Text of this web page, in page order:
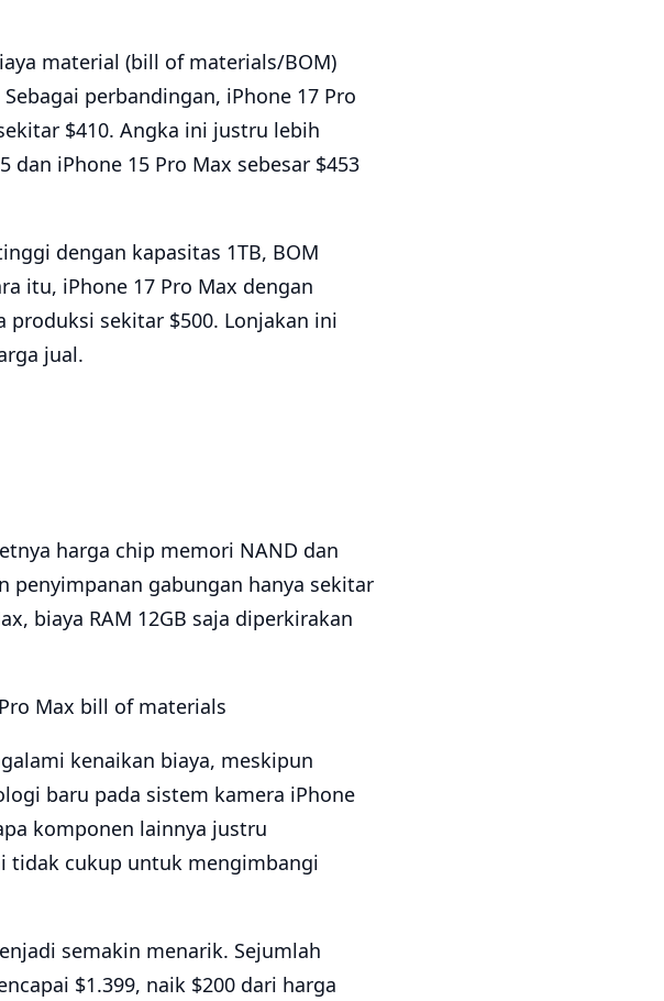
material (bill of materials/BOM)
perbandingan, iPhone 17 Pro
$410. Angka ini justru lebih
dan iPhone 15 Pro Max sebesar $453
dengan kapasitas 1TB, BOM
itu, iPhone 17 Pro Max dengan
produksi sekitar $500. Lonjakan ini
jual.
harga chip memori NAND dan
penyimpanan gabungan hanya sekitar
biaya RAM 12GB saja diperkirakan
kenaikan biaya, meskipun
baru pada sistem kamera iPhone
komponen lainnya justru
tidak cukup untuk mengimbangi
semakin menarik. Sejumlah
$1.399, naik $200 dari harga